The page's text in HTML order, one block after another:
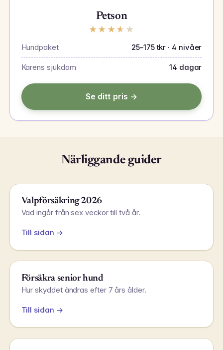
Petson
★ ★ ★ ★ ★
Hundpaket 25–175 tkr · 4 nivåer
Karens sjukdom 14 dagar
Se ditt pris →
Närliggande guider
Valpförsäkring 2026
Vad ingår från sex veckor till två år.
Till sidan →
Försäkra senior hund
Hur skyddet ändras efter 7 års ålder.
Till sidan →